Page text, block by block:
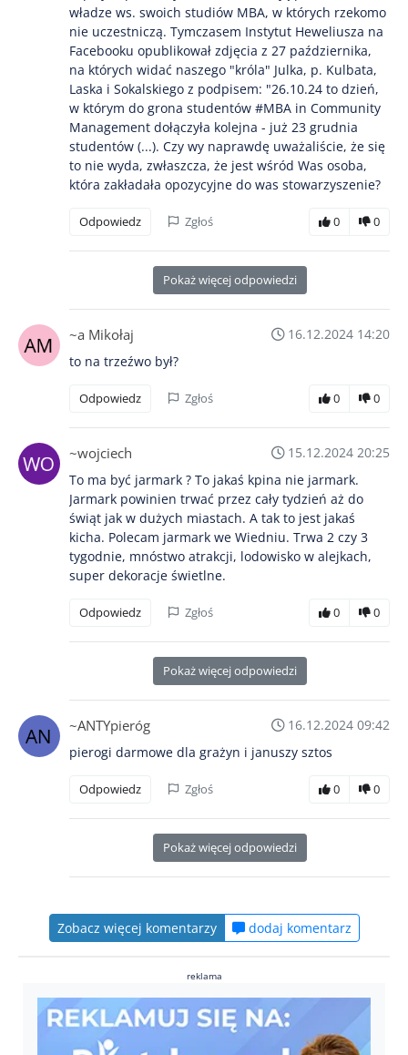
władze ws. swoich studiów MBA, w których rzekomo
nie uczestniczą. Tymczasem Instytut Heweliusza na
Facebooku opublikował zdjęcia z 27 października,
na których widać naszego "króla" Julka, p. Kulbata,
Laska i Sokalskiego z podpisem: "26.10.24 to dzień,
w którym do grona studentów #MBA in Community
Management dołączyła kolejna - już 23 grudnia
studentów (...). Czy wy naprawdę uważaliście, że się
to nie wyda, zwłaszcza, że jest wśród Was osoba,
która zakładała opozycyjne do was stowarzyszenie?
Odpowiedz Zgłoś 0 0
Pokaż więcej odpowiedzi
~a Mikołaj
16.12.2024 14:20
to na trzeźwo był?
Odpowiedz Zgłoś 0 0
~wojciech
15.12.2024 20:25
To ma być jarmark ? To jakaś kpina nie jarmark.
Jarmark powinien trwać przez cały tydzień aż do
świąt jak w dużych miastach. A tak to jest jakaś
kicha. Polecam jarmark we Wiedniu. Trwa 2 czy 3
tygodnie, mnóstwo atrakcji, lodowisko w alejkach,
super dekoracje świetlne.
Odpowiedz Zgłoś 0 0
Pokaż więcej odpowiedzi
~ANTYpieróg
16.12.2024 09:42
pierogi darmowe dla grażyn i januszy sztos
Odpowiedz Zgłoś 0 0
Pokaż więcej odpowiedzi
Zobacz więcej komentarzy dodaj komentarz
reklama